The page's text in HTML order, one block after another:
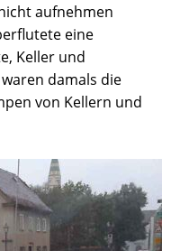
aufnehmen
eine
Keller und
damals die
von Kellern und